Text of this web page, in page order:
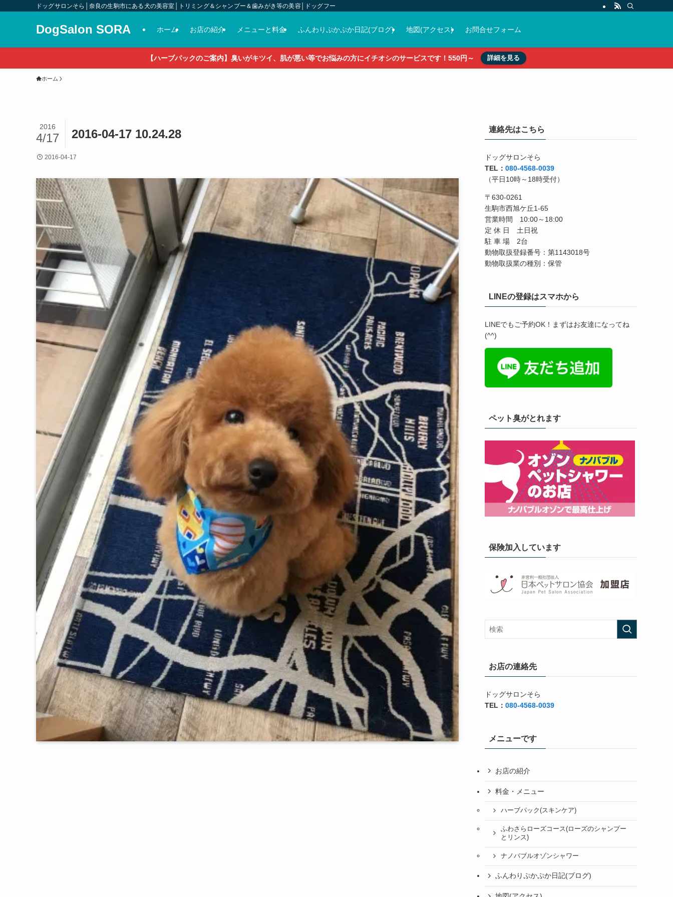
ドッグサロンそら│奈良の生駒市にある犬の美容室│トリミング＆シャンプー＆歯みがき等の美容│ドッグフード＆おやつ＆各種グッズの販売
DogSalon SORA ホーム お店の紹介 メニューと料金 ふんわりぷかぷか日記(ブログ) 地図(アクセス) お問合せフォーム
【ハーブパックのご案内】臭いがキツイ、肌が悪い等でお悩みの方にイチオシのサービスです！550円～ 詳細を見る
ホーム
2016-04-17 10.24.28
2016
4/17
2016-04-17
連絡先はこちら
ドッグサロンそら
TEL： 080-4568-0039
（平日10時～18時受付）
〒630-0261
生駒市西旭ケ丘1-65
営業時間 10:00～18:00
定 休 日 土日祝
駐 車 場 2台
動物取扱登録番号：第1143018号
動物取扱業の種別：保管
LINEの登録はスマホから
LINEでもご予約OK！まずはお友達になってね
(^^)
ペット臭がとれます
保険加入しています
お店の連絡先
ドッグサロンそら
TEL： 080-4568-0039
メニューです
お店の紹介
料金・メニュー
ハーブパック(スキンケア)
ふわさらローズコース(ローズのシャンプー
とリンス)
ナノバブルオゾンシャワー
ふんわりぷかぷか日記(ブログ)